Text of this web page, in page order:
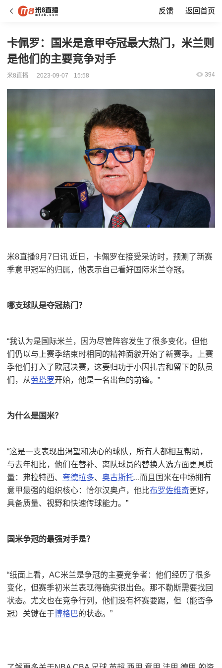
反馈 返回首页
卡佩罗：国米是意甲夺冠最大热门，米兰则
是他们的主要竞争对手
米8直播 2023-09-07 15:58 394
米8直播9月7日讯 近日，卡佩罗在接受采访时，预测了新赛
季意甲冠军的归属，他表示自己看好国际米兰夺冠。
哪支球队是夺冠热门？
“我认为是国际米兰，因为尽管阵容发生了很多变化，但他
们仍以与上赛季结束时相同的精神面貌开始了新赛季。上赛
季他们打入了欧冠决赛，这要归功于小因扎吉和留下的队员
们，从劳塔罗开始，他是一名出色的前锋。”
为什么是国米？
“这是一支表现出渴望和决心的球队，所有人都相互帮助，
与去年相比，他们在替补、离队球员的替换人选方面更具质
量：弗拉特西、 夸德拉多、 奥古斯托...而且国米在中场拥有
意甲最强的组织核心：恰尔汉奥卢，他比布罗佐维奇更好，
具备质量、视野和快速传球能力。”
国米争冠的最强对手是？
“纸面上看，AC米兰是争冠的主要竞争者：他们经历了很多
变化，但赛季初米兰表现得确实很出色。那不勒斯需要找回
状态。尤文也在竞争行列，他们没有杯赛要踢，但（能否争
冠）关键在于博格巴的状态。”